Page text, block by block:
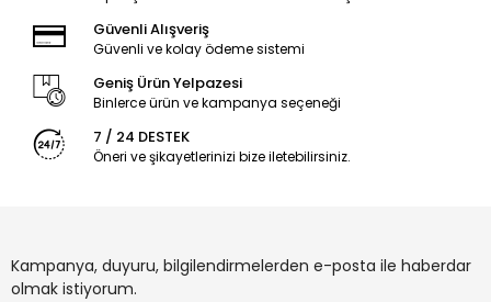
Güvenli Alışveriş
Güvenli ve kolay ödeme sistemi
Geniş Ürün Yelpazesi
Binlerce ürün ve kampanya seçeneği
7 / 24 DESTEK
Öneri ve şikayetlerinizi bize iletebilirsiniz.
Kampanya, duyuru, bilgilendirmelerden e-posta ile haberdar
olmak istiyorum.